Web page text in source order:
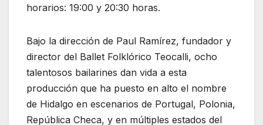
horarios: 19:00 y 20:30 horas.
Bajo la dirección de Paul Ramírez, fundador y
director del Ballet Folklórico Teocalli, ocho
talentosos bailarines dan vida a esta
producción que ha puesto en alto el nombre
de Hidalgo en escenarios de Portugal, Polonia,
República Checa, y en múltiples estados del